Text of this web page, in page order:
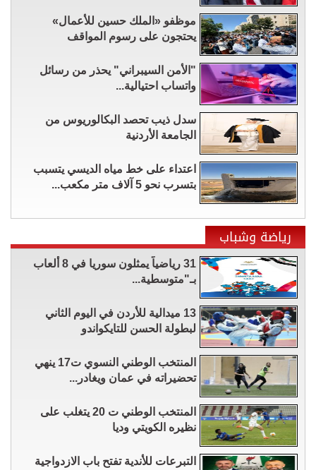
موظفو «الملك حسين للأعمال»
يحتجون على رسوم المواقف
"الأمن السيبراني" يحذر من رسائل
واتساب احتيالية...
سدل ذيب تحصد البكالوريوس من
الجامعة الأردنية
اعتداء على خط مياه الديسي يتسبب
بتسرب نحو 5 آلاف متر مكعب...
رياضة وشباب
31 رياضياً يمثلون سوريا في 8 ألعاب
بـ"متوسطية...
13 ميدالية للأردن في اليوم الثاني
لبطولة الحسن للتايكواندو
المنتخب الوطني النسوي ت17 ينهي
تحضيراته في عمان ويغادر...
المنتخب الوطني ت 20 يتغلب على
نظيره الكويتي وديا
التبرعات للأندية تفتح باب الازدواجية